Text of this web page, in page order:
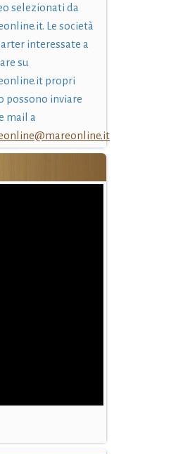
selezionati da
Le società
interessate a
su
propri
possono inviare
mail a